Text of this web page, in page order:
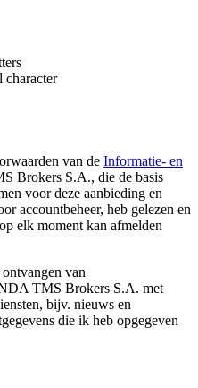
character
van de Informatie- en
Brokers S.A., die de basis
voor deze aanbieding en
accountbeheer, heb gelezen en
elk moment kan afmelden
van
TMS Brokers S.A. met
bijv. nieuws en
die ik heb opgegeven